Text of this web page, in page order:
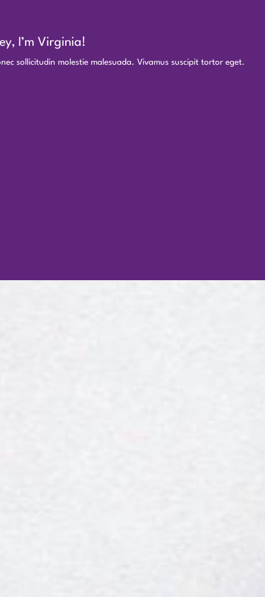
I’m Virginia!
sollicitudin molestie malesuada. Vivamus suscipit tortor eget.